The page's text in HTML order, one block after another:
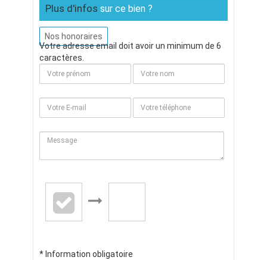
Plus d'infos sur ce bien ?
Nos honoraires
Votre adresse email doit avoir un minimum de 6
caractères.
* Information obligatoire